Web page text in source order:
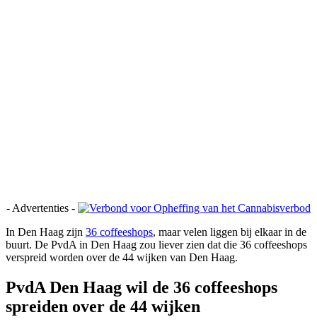
- Advertenties -
In Den Haag zijn 36 coffeeshops, maar velen liggen bij elkaar in de
buurt. De PvdA in Den Haag zou liever zien dat die 36 coffeeshops
verspreid worden over de 44 wijken van Den Haag.
PvdA Den Haag wil de 36 coffeeshops
spreiden over de 44 wijken